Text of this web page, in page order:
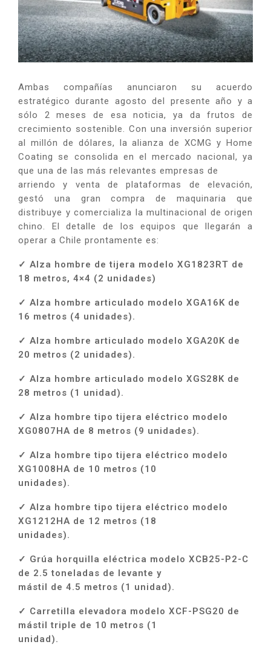
Ambas compañías anunciaron su acuerdo
estratégico durante agosto del presente año y a
sólo 2 meses de esa noticia, ya da frutos de
crecimiento sostenible. Con una inversión superior
al millón de dólares, la alianza de XCMG y Home
Coating se consolida en el mercado nacional, ya
que una de las más relevantes empresas de
arriendo y venta de plataformas de elevación,
gestó una gran compra de maquinaria que
distribuye y comercializa la multinacional de origen
chino. El detalle de los equipos que llegarán a
operar a Chile prontamente es:
✓ Alza hombre de tijera modelo XG1823RT de
18 metros, 4×4 (2 unidades)
✓ Alza hombre articulado modelo XGA16K de
16 metros (4 unidades).
✓ Alza hombre articulado modelo XGA20K de
20 metros (2 unidades).
✓ Alza hombre articulado modelo XGS28K de
28 metros (1 unidad).
✓ Alza hombre tipo tijera eléctrico modelo
XG0807HA de 8 metros (9 unidades).
✓ Alza hombre tipo tijera eléctrico modelo
XG1008HA de 10 metros (10
unidades).
✓ Alza hombre tipo tijera eléctrico modelo
XG1212HA de 12 metros (18
unidades).
✓ Grúa horquilla eléctrica modelo XCB25-P2-C
de 2.5 toneladas de levante y
mástil de 4.5 metros (1 unidad).
✓ Carretilla elevadora modelo XCF-PSG20 de
mástil triple de 10 metros (1
unidad).